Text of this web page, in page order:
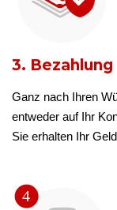
3. Bezahlung
Ganz nach Ihren
entweder auf Ihr
Sie erhalten Ihr